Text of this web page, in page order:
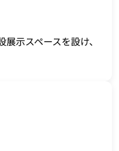
示スペースを設け、